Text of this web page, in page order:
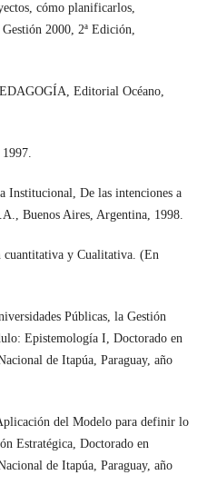
cómo planificarlos,
2000, 2ª Edición,
Editorial Océano,
Institucional, De las intenciones a
Buenos Aires, Argentina, 1998.
y Cualitativa. (En
Públicas, la Gestión
Epistemología I, Doctorado en
de Itapúa, Paraguay, año
del Modelo para definir lo
Estratégica, Doctorado en
de Itapúa, Paraguay, año